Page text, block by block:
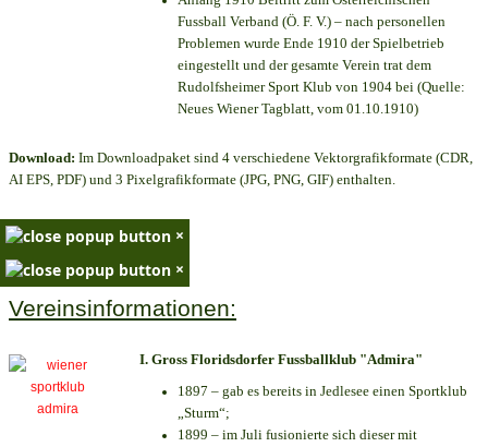
Fussball Verband (Ö. F. V.) – nach personellen
Problemen wurde Ende 1910 der Spielbetrieb
eingestellt und der gesamte Verein trat dem
Rudolfsheimer Sport Klub von 1904 bei (Quelle:
Neues Wiener Tagblatt, vom 01.10.1910)
Download: Im Downloadpaket sind 4 verschiedene Vektorgrafikformate (CDR,
AI EPS, PDF) und 3 Pixelgrafikformate (JPG, PNG, GIF) enthalten.
×
×
Vereinsinformationen:
I. Gross Floridsdorfer Fussballklub "Admira"
1897 – gab es bereits in Jedlesee einen Sportklub
„Sturm“;
1899 – im Juli fusionierte sich dieser mit